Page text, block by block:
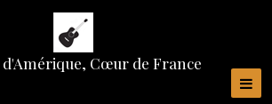
d'Amérique, Cœur de France